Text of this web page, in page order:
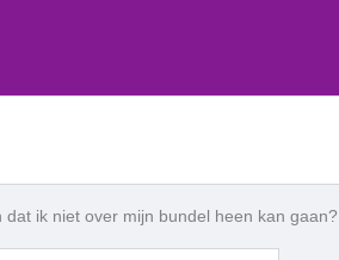
dat ik niet over mijn bundel heen kan gaan?